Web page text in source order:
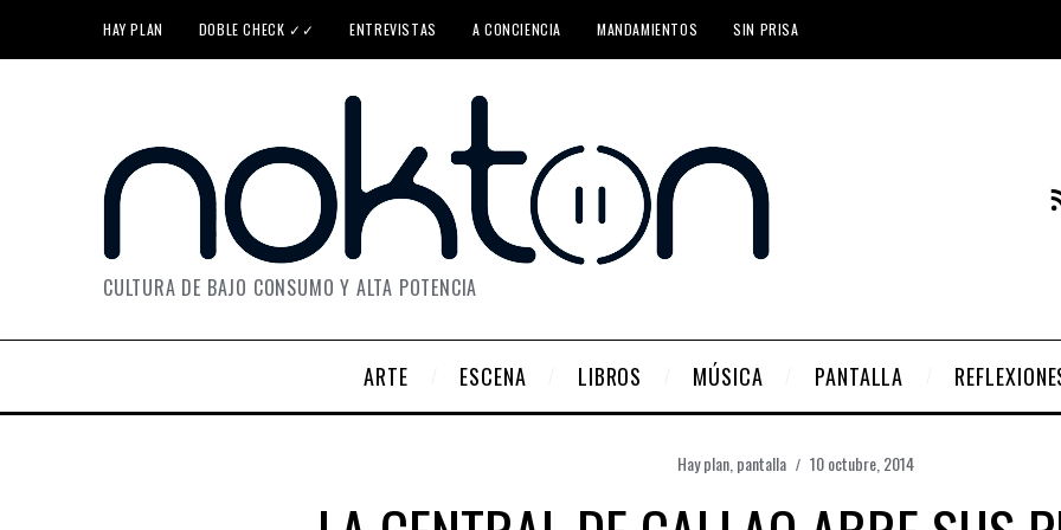
HAY PLAN DOBLE CHECK ✓✓ ENTREVISTAS A CONCIENCIA MANDAMIENTOS SIN PRISA
CULTURA DE BAJO CONSUMO Y ALTA POTENCIA
ARTE ESCENA LIBROS MÚSICA PANTALLA
Hay plan pantalla 10 octubre, 2014